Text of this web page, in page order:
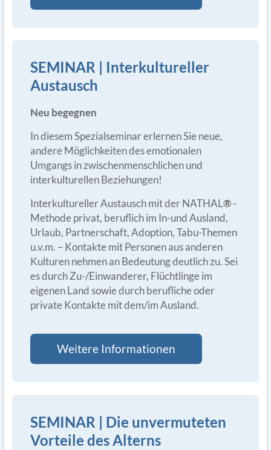
SEMINAR | Interkultureller
Austausch
Neu begegnen
In diesem Spezialseminar erlernen Sie neue,
andere Möglichkeiten des emotionalen
Umgangs in zwischenmenschlichen und
interkulturellen Beziehungen!
Interkultureller Austausch mit der NATHAL®-
Methode privat, beruflich im In-und Ausland,
Urlaub, Partnerschaft, Adoption, Tabu-Themen
u.v.m. – Kontakte mit Personen aus anderen
Kulturen nehmen an Bedeutung deutlich zu. Sei
es durch Zu-/Einwanderer, Flüchtlinge im
eigenen Land sowie durch berufliche oder
private Kontakte mit dem/im Ausland.
Weitere Informationen
SEMINAR | Die unvermuteten
Vorteile des Alterns